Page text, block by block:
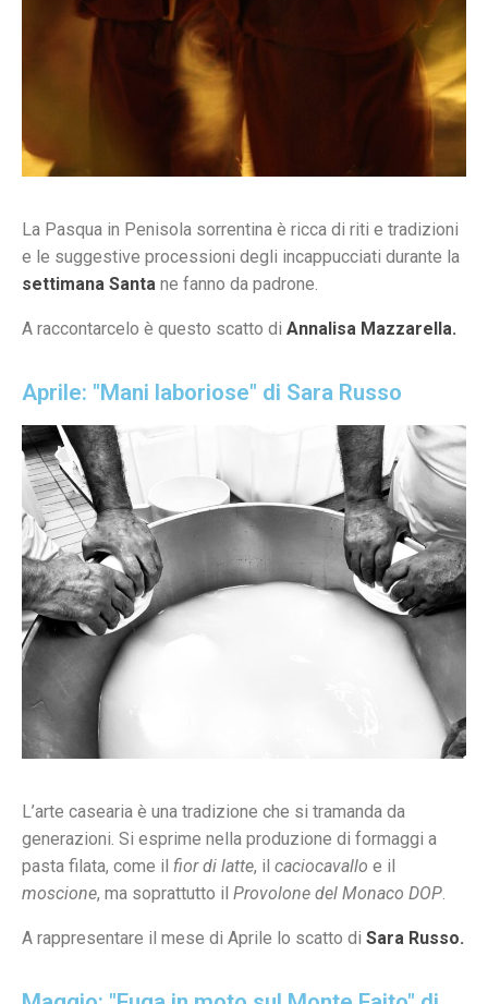
La Pasqua in Penisola sorrentina è ricca di riti e tradizioni
e le suggestive processioni degli incappucciati durante la
settimana Santa ne fanno da padrone.
A raccontarcelo è questo scatto di Annalisa Mazzarella.
Aprile: "Mani laboriose" di Sara Russo
L’arte casearia è una tradizione che si tramanda da
generazioni. Si esprime nella produzione di formaggi a
pasta filata, come il fior di latte, il caciocavallo e il
moscione, ma soprattutto il Provolone del Monaco DOP.
A rappresentare il mese di Aprile lo scatto di Sara Russo.